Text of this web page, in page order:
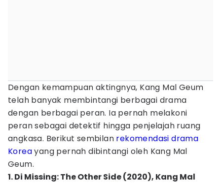
Dengan kemampuan aktingnya, Kang Mal Geum
telah banyak membintangi berbagai drama
dengan berbagai peran. Ia pernah melakoni
peran sebagai detektif hingga penjelajah ruang
angkasa. Berikut sembilan rekomendasi drama
Koreayang pernah dibintangi oleh Kang Mal
Geum.
1. Di Missing: The Other Side (2020), Kang Mal